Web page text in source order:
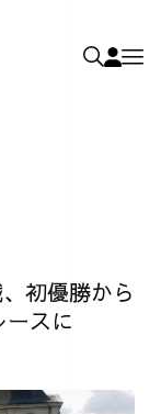
初優勝から
スに